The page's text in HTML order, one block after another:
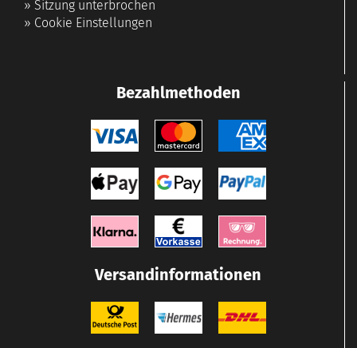
» Sitzung unterbrochen
» Cookie Einstellungen
Bezahlmethoden
Versandinformationen